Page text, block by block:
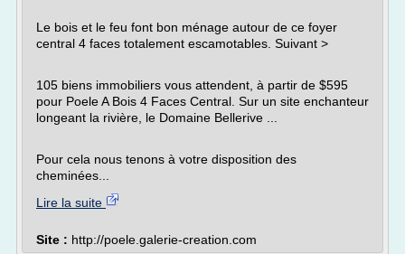
Le bois et le feu font bon ménage autour de ce foyer
central 4 faces totalement escamotables. Suivant >
105 biens immobiliers vous attendent, à partir de $595
pour Poele A Bois 4 Faces Central. Sur un site enchanteur
longeant la rivière, le Domaine Bellerive ...
Pour cela nous tenons à votre disposition des
cheminées...
Lire la suite
Site : http://poele.galerie-creation.com